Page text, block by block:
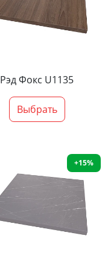
Рэд Фокс U1135
Выбрать
+15%